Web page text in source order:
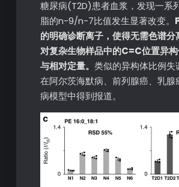
糖尿病(T2D)患者血浆，发现一系
脂的n-9/n-7比值发生显著改变。
的明确诊断离子，使得无需色谱分
对复杂生物样品中的C=C位置异
与相对定量。 类似的异构体比例失
在阿尔茨海默病、前列腺癌、乳腺
病模型中得到报道。